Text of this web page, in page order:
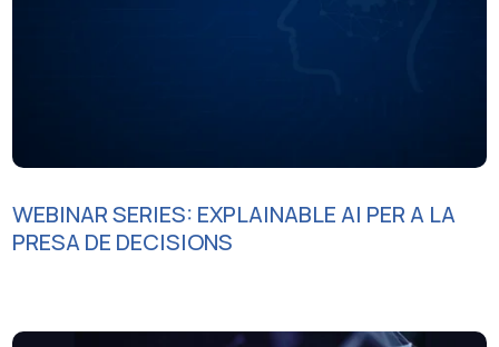
WEBINAR SERIES: EXPLAINABLE AI PER A LA
PRESA DE DECISIONS